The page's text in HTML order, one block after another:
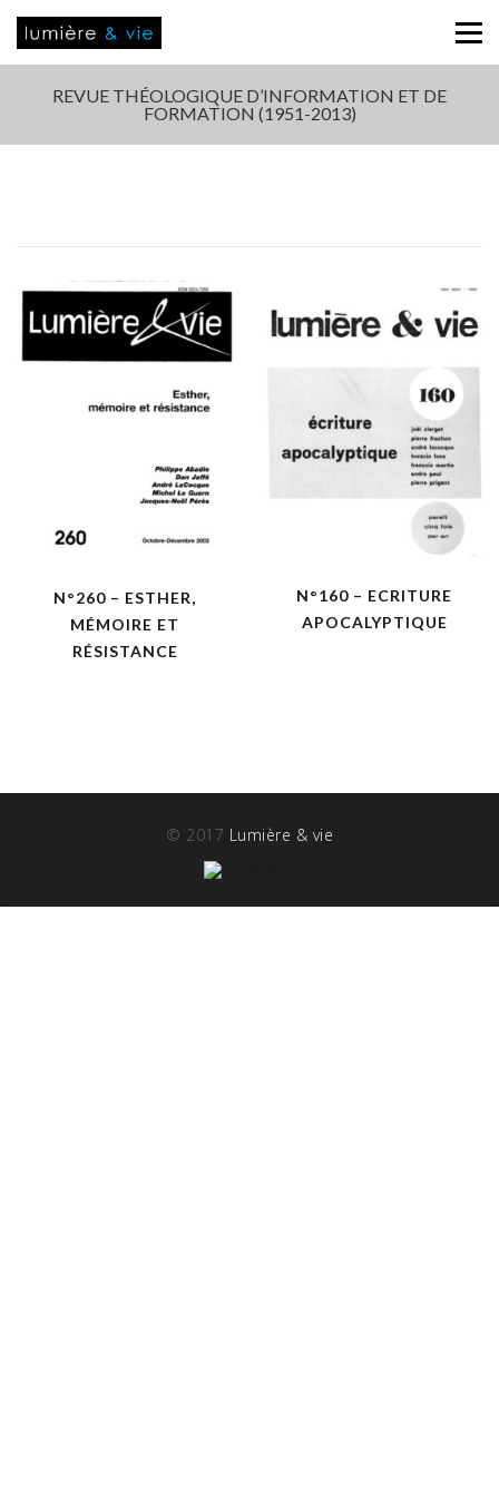
REVUE THÉOLOGIQUE D’INFORMATION ET DE
FORMATION (1951-2013)
N°260 – ESTHER,
MÉMOIRE ET
RÉSISTANCE
N°160 – ECRITURE
APOCALYPTIQUE
© 2017 Lumière & vie